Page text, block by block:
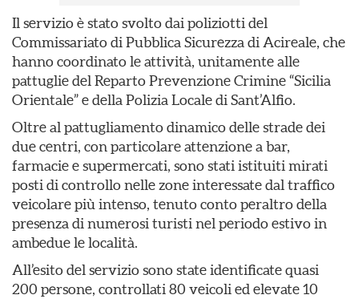
Il servizio è stato svolto dai poliziotti del
Commissariato di Pubblica Sicurezza di Acireale, che
hanno coordinato le attività, unitamente alle
pattuglie del Reparto Prevenzione Crimine “Sicilia
Orientale” e della Polizia Locale di Sant’Alfio.
Oltre al pattugliamento dinamico delle strade dei
due centri, con particolare attenzione a bar,
farmacie e supermercati, sono stati istituiti mirati
posti di controllo nelle zone interessate dal traffico
veicolare più intenso, tenuto conto peraltro della
presenza di numerosi turisti nel periodo estivo in
ambedue le località.
All’esito del servizio sono state identificate quasi
200 persone, controllati 80 veicoli ed elevate 10